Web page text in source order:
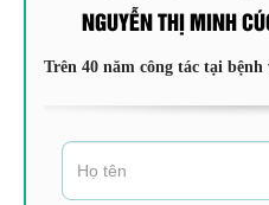
NGUYỄN THỊ MINH
Trên 40 năm công tác tại